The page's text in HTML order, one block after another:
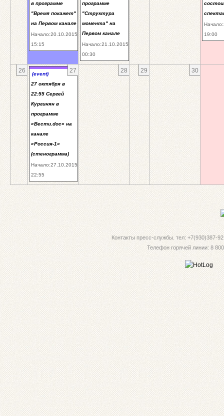
в программе
"Время покажет"
на Первом канале
Начало:20.10.2015
15:15
программе
"Структура
момента" на
Первом канале
Начало:21.10.2015
00:30
19:00
26 27
(event)
27 октября в
22:55 Сергей
Кургинян в
программе
«Вести.doc» на
канале
«Россия-1»
(стенограмма)
Начало:27.10.2015
22:55
28 29 30
Контакты пресс-службы. тел: +7(930)387-
Телефон горячей линии: 8